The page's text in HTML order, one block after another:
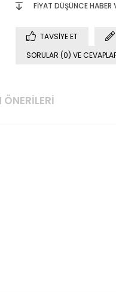
FIYAT DÜŞÜNCE HABER
TAVSIYE ET
SORULAR (0) VE
ÖNERILERI